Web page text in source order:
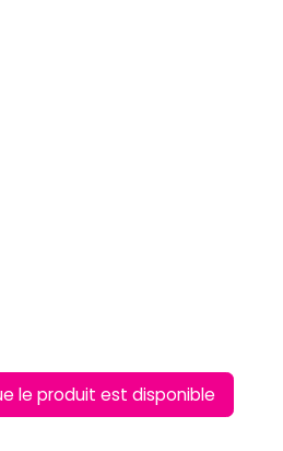
le produit est disponible